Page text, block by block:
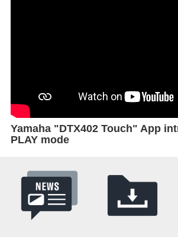
Yamaha "DTX402 Touch" App
PLAY mode